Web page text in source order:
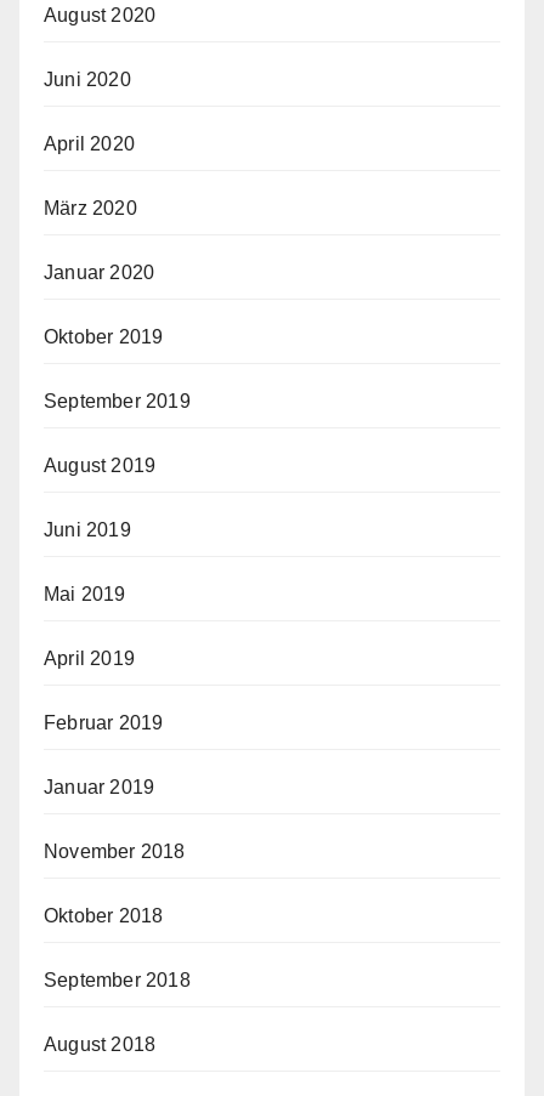
August 2020
Juni 2020
April 2020
März 2020
Januar 2020
Oktober 2019
September 2019
August 2019
Juni 2019
Mai 2019
April 2019
Februar 2019
Januar 2019
November 2018
Oktober 2018
September 2018
August 2018